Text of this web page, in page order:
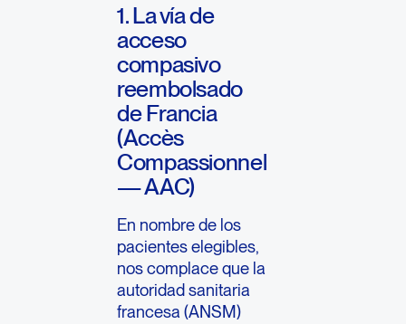
1. La vía de
acceso
compasivo
reembolsado
de Francia
(Accès
Compassionnel
— AAC)
En nombre de los
pacientes elegibles,
nos complace que la
autoridad sanitaria
francesa (ANSM)